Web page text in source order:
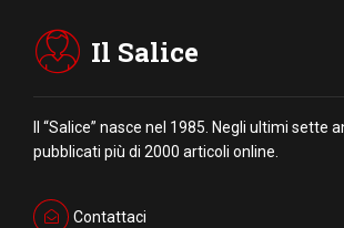
Il Salice
Il “Salice” nasce nel 1985. Negli ultimi sette
pubblicati più di 2000 articoli online.
Contattaci